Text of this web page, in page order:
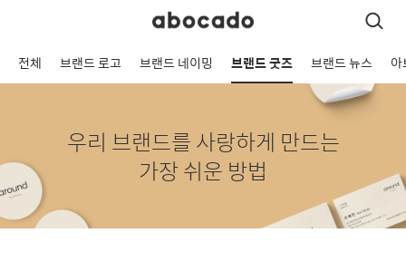
전체 브랜드 로고 브랜드 네이밍 브랜드 굿즈 브랜드 뉴스
우리 브랜드를 사랑하게 만드는
가장 쉬운 방법